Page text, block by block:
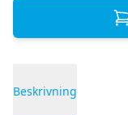
Beskrivning